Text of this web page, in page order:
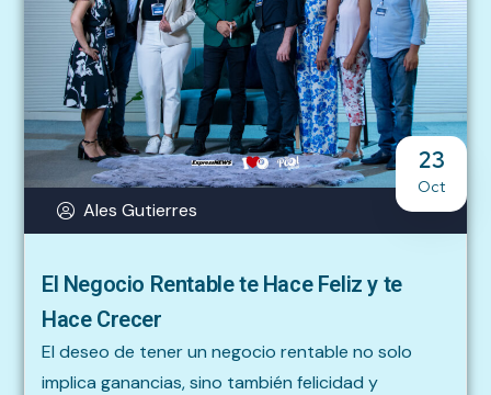
23
Oct
Ales Gutierres
El Negocio Rentable te Hace Feliz y te
Hace Crecer
El deseo de tener un negocio rentable no solo
implica ganancias, sino también felicidad y